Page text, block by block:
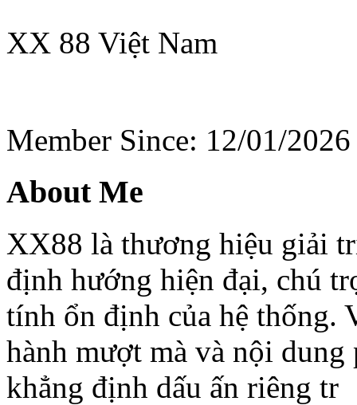
XX 88 Việt Nam
Member Since: 12/01/2026
About Me
XX88 là thương hiệu giải
định hướng hiện đại, chú
tính ổn định của hệ thống.
hành mượt mà và nội
khẳng định dấu ấn riêng tr